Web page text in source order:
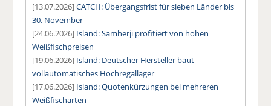
[13.07.2026]CATCH: Übergangsfrist für sieben Länder bis
30. November
[24.06.2026] Island: Samherji profitiert von hohen
Weißfischpreisen
[19.06.2026] Island: Deutscher Hersteller baut
vollautomatisches Hochregallager
[17.06.2026] Island: Quotenkürzungen bei mehreren
Weißfischarten